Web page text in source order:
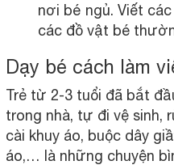
nơi bé ngủ. Viết
các đồ vật bé
Dạy bé cách làm
Trẻ từ 2-3 tuổi đã bắt
trong nhà, tự đi vệ sinh,
cài khuy áo, buộc dây
áo,… là những chuyện